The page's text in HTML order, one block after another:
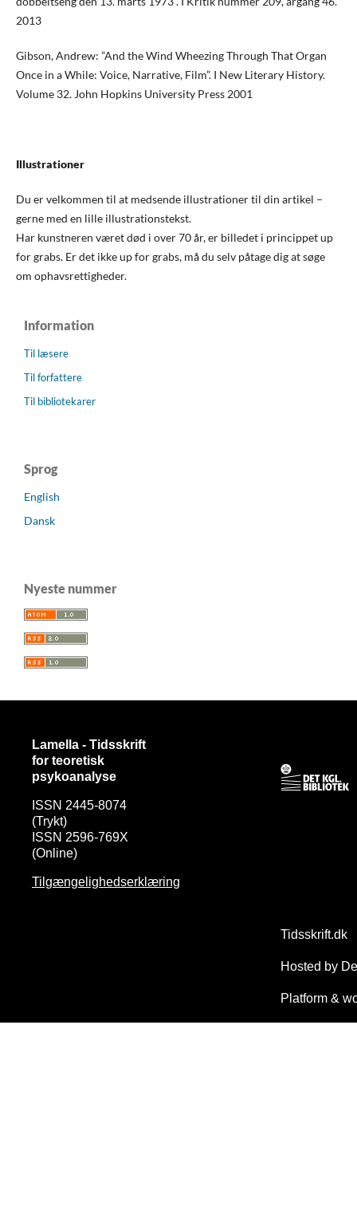
2013
Gibson, Andrew: ”And the Wind Wheezing Through That Organ
Once in a While: Voice, Narrative, Film”. I New Literary History.
Volume 32. John Hopkins University Press 2001
Illustrationer
Du er velkommen til at medsende illustrationer til din artikel –
gerne med en lille illustrationstekst.
Har kunstneren været død i over 70 år, er billedet i princippet up
for grabs. Er det ikke up for grabs, må du selv påtage dig at søge
om ophavsrettigheder.
Information
Til læsere
Til forfattere
Til bibliotekarer
Sprog
English
Dansk
Nyeste nummer
Lamella - Tidsskrift
for teoretisk
psykoanalyse
ISSN 2445-8074
(Trykt)
ISSN 2596-769X
(Online)
Tilgængelighedserklæring